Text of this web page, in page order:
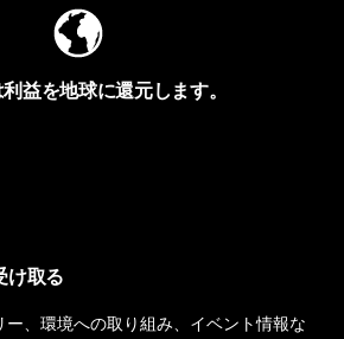
益を地球に還元します。
け取る
、環境への取り組み、イベント情報な